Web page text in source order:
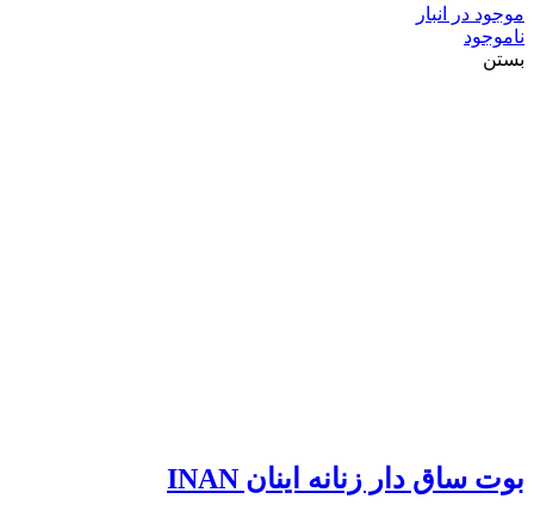
موجود در انبار
ناموجود
بستن
بوت ساق دار زنانه اینان INAN